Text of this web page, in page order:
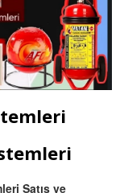
Satış ve